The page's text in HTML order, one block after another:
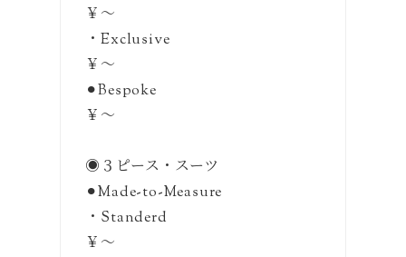
￥〜
・Exclusive
￥〜
⚫︎Bespoke
￥〜
◉３ピース・スーツ
⚫︎Made-to-Measure
・Standerd
￥〜